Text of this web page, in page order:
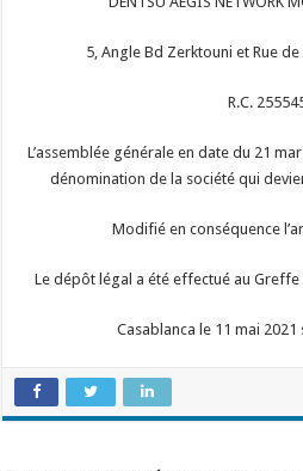
5, Angle Bd Zerktouni et Rue
R.C.
L’assemblée générale en date du 21
dénomination de la société qui
Modifié en conséquence
Le dépôt légal a été effectué au
Casablanca le 11 mai 2021